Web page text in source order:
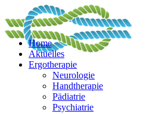
Home
Aktuelles
Ergotherapie
Neurologie
Handtherapie
Pädiatrie
Psychiatrie